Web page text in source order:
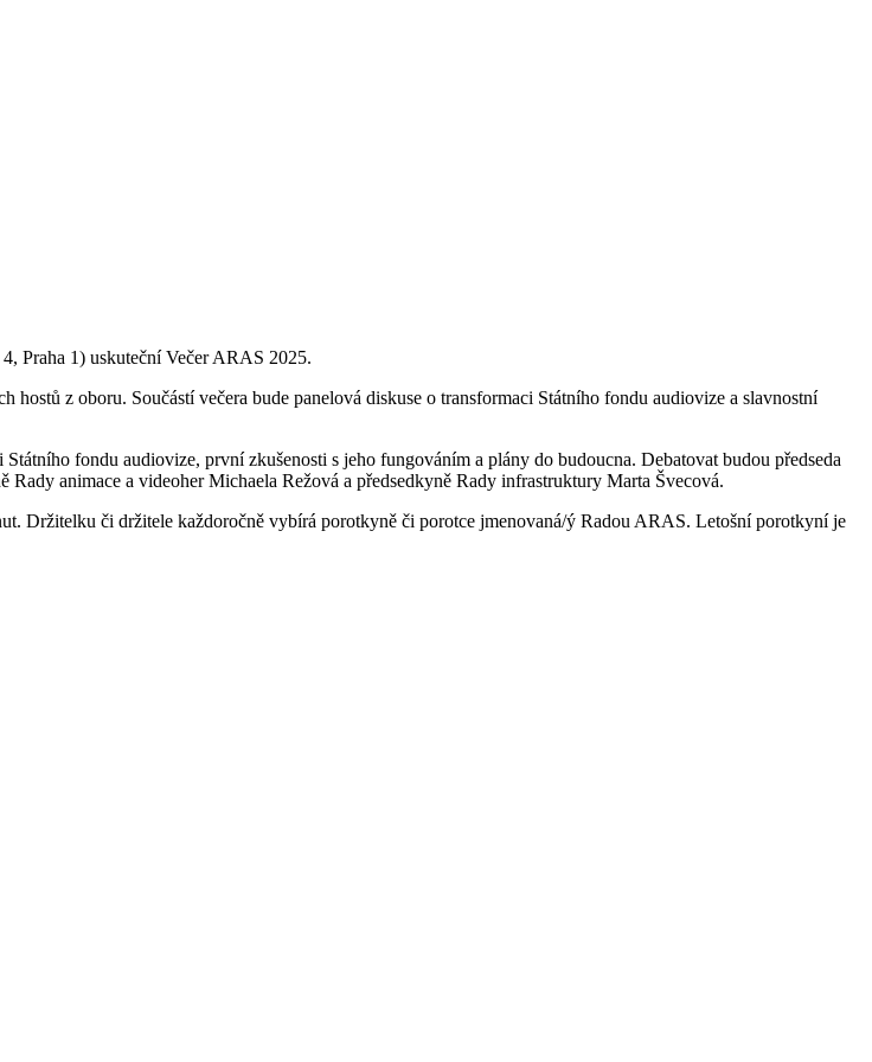
Praha 1) uskuteční Večer ARAS 2025.
z oboru. Součástí večera bude panelová diskuse o transformaci Státního fondu audiovize a slavnostní
Státního fondu audiovize, první zkušenosti s jeho fungováním a plány do budoucna. Debatovat budou předseda
animace a videoher Michaela Režová a předsedkyně Rady infrastruktury Marta Švecová.
Držitelku či držitele každoročně vybírá porotkyně či porotce jmenovaná/ý Radou ARAS. Letošní porotkyní je